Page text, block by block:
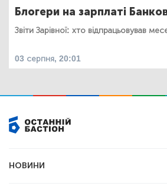
Блогери на зарплаті
Звіти Зарівної: хто відпрацьовував
03 серпня, 20:01
НОВИНИ